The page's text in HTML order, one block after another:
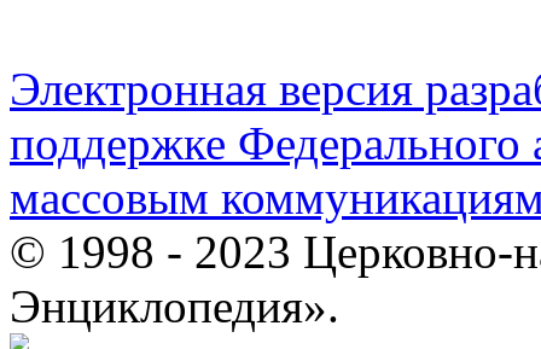
Электронная версия
поддержке Федерального
массовым
© 1998 - 2023 Церковно-
Энциклопедия».